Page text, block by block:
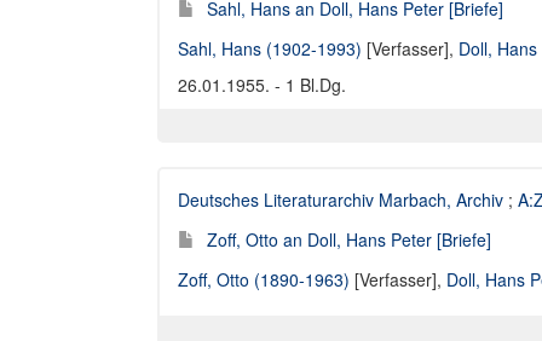
Sahl, Hans an Doll, Hans Peter [Briefe]
Sahl, Hans (1902-1993) [Verfasser], Doll,
26.01.1955. - 1 Bl.Dg.
Deutsches Literaturarchiv Marbach, Archiv ;
Zoff, Otto an Doll, Hans Peter [Briefe]
Zoff, Otto (1890-1963) [Verfasser], Doll, Hans